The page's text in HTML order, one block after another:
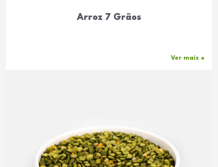
Arroz 7 Grãos
Ver mais